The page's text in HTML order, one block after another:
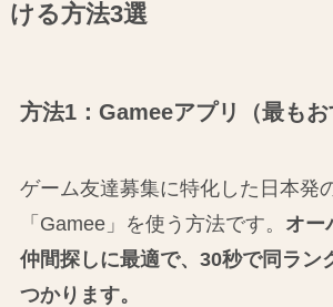
ける方法3選
方法1：Gameeアプリ（最もお
ゲーム友達募集に特化した日本発
「Gamee」を使う方法です。 オー
仲間探しに最適で、30秒で同ラン
つかります。